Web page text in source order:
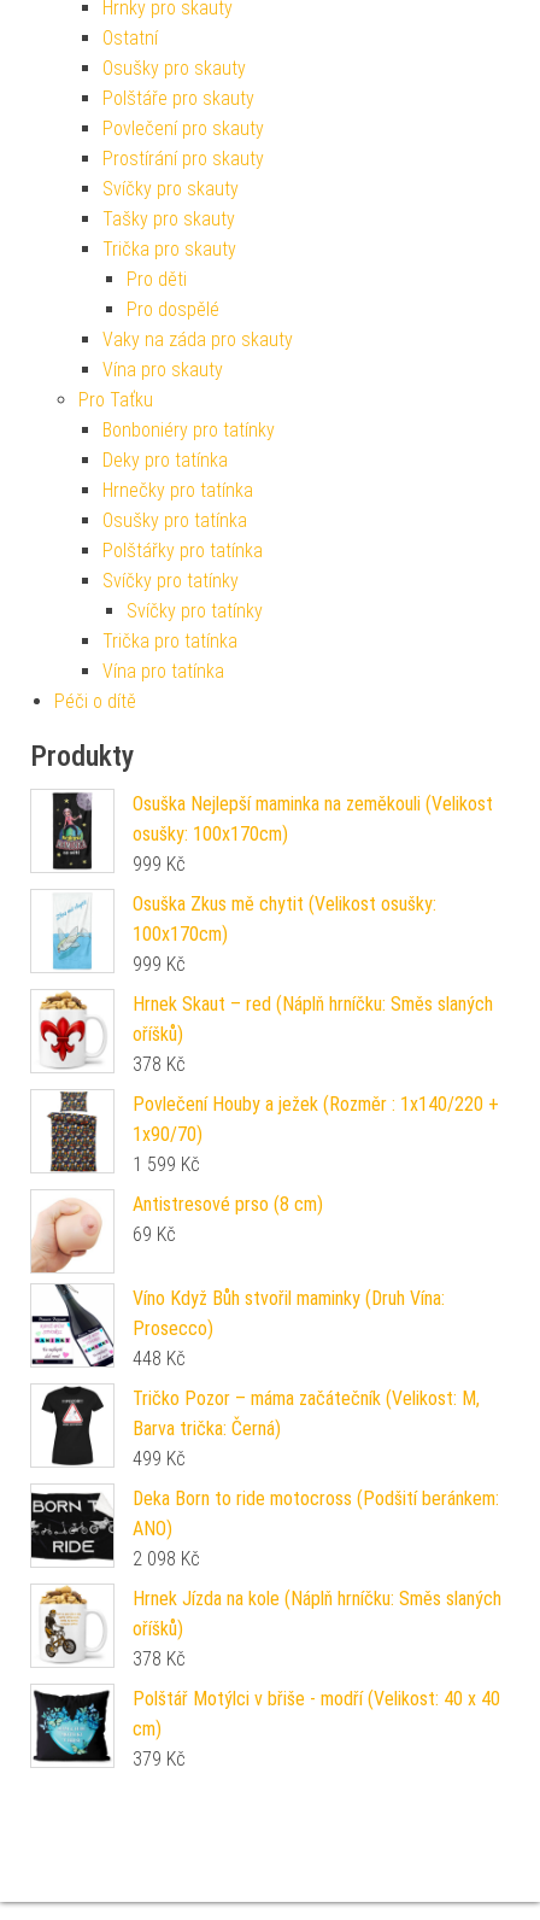
Hrnky pro skauty
Ostatní
Osušky pro skauty
Polštáře pro skauty
Povlečení pro skauty
Prostírání pro skauty
Svíčky pro skauty
Tašky pro skauty
Trička pro skauty
Pro děti
Pro dospělé
Vaky na záda pro skauty
Vína pro skauty
Pro Taťku
Bonboniéry pro tatínky
Deky pro tatínka
Hrnečky pro tatínka
Osušky pro tatínka
Polštářky pro tatínka
Svíčky pro tatínky
Svíčky pro tatínky
Trička pro tatínka
Vína pro tatínka
Péči o dítě
Produkty
Osuška Nejlepší maminka na zeměkouli (Velikost
osušky: 100x170cm)
999 Kč
Osuška Zkus mě chytit (Velikost osušky:
100x170cm)
999 Kč
Hrnek Skaut – red (Náplň hrníčku: Směs slaných
oříšků)
378 Kč
Povlečení Houby a ježek (Rozměr : 1x140/220 +
1x90/70)
1 599 Kč
Antistresové prso (8 cm)
69 Kč
Víno Když Bůh stvořil maminky (Druh Vína:
Prosecco)
448 Kč
Tričko Pozor – máma začátečník (Velikost: M,
Barva trička: Černá)
499 Kč
Deka Born to ride motocross (Podšití beránkem:
ANO)
2 098 Kč
Hrnek Jízda na kole (Náplň hrníčku: Směs slaných
oříšků)
378 Kč
Polštář Motýlci v břiše - modří (Velikost: 40 x 40
cm)
379 Kč